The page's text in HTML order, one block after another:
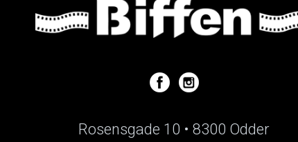
Rosensgade 10 • 8300 Odder